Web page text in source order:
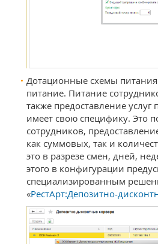
Дотационные схемы
питание. Питание
также предоставление услуг
имеет свою специфику. Это
сотрудников,
как суммовых, так и
это в разрезе смен, дней,
этого в конфигурации
специализированным
«РестАрт:Депозитно-